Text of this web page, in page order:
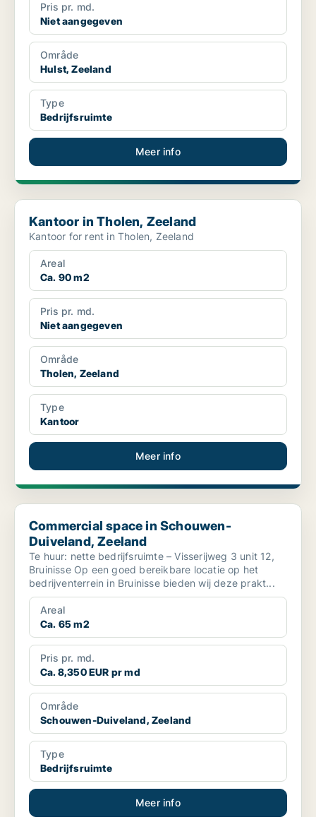
Pris pr. md.
Niet aangegeven
Område
Hulst, Zeeland
Type
Bedrijfsruimte
Meer info
Kantoor in Tholen, Zeeland
Kantoor in Tholen, Zeeland
Kantoor for rent in Tholen, Zeeland
Areal
Ca. 90 m2
Pris pr. md.
Niet aangegeven
Område
Tholen, Zeeland
Type
Kantoor
Meer info
Commercial space in Schouwen-Duiveland, Zeeland
Commercial space in Schouwen-
Duiveland, Zeeland
Te huur: nette bedrijfsruimte – Visserijweg 3 unit 12,
Bruinisse Op een goed bereikbare locatie op het
bedrijventerrein in Bruinisse bieden wij deze prakt...
Areal
Ca. 65 m2
Pris pr. md.
Ca. 8,350 EUR pr md
Område
Schouwen-Duiveland, Zeeland
Type
Bedrijfsruimte
Meer info